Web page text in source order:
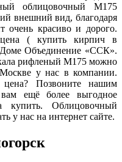
облицовочный М175
внешний вид, благодаря
очень красиво и дорого.
( купить кирпич в
Объединение «ССК».
рифленый М175 можно
у нас в компании.
Позвоните нашим
ещё более выгодное
купить. Облицовочный
у нас на интернет сайте.